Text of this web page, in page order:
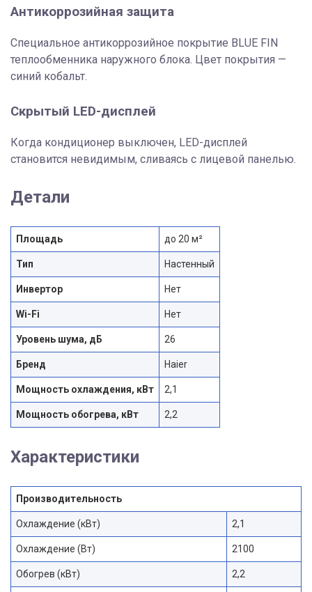
Антикоррозийная защита
Специальное антикоррозийное покрытие BLUE FIN
теплообменника наружного блока. Цвет покрытия —
синий кобальт.
Скрытый LED-дисплей
Когда кондиционер выключен, LED-дисплей
становится невидимым, сливаясь с лицевой панелью.
Детали
Площадь до 20 м²
Тип Настенный
Инвертор Нет
Wi-Fi Нет
Уровень шума, дБ 26
Бренд Haier
Мощность охлаждения, кВт 2,1
Мощность обогрева, кВт 2,2
Характеристики
Производительность
Охлаждение (кВт) 2,1
Охлаждение (Вт) 2100
Обогрев (кВт) 2,2